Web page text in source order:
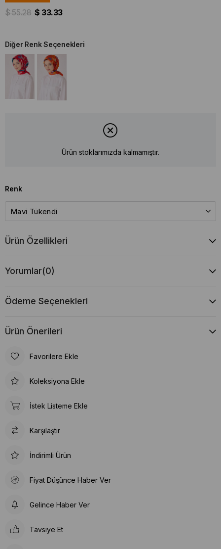
$ 55.28 $ 33.33
Diğer Renk Seçenekleri
Ürün stoklarımızda kalmamıştır.
Renk
Ürün Özellikleri
Yorumlar(0)
Ödeme Seçenekleri
Ürün Önerileri
Favorilere Ekle
Koleksiyona Ekle
İstek Listeme Ekle
Karşılaştır
İndirimli Ürün
Fiyat Düşünce Haber Ver
Gelince Haber Ver
Tavsiye Et